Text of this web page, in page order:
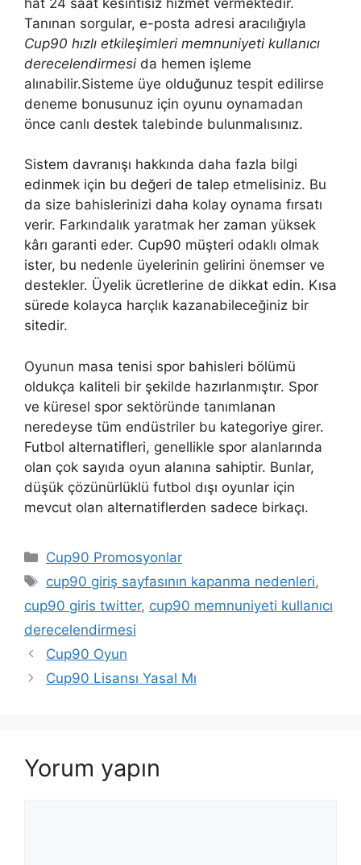
Tanınan sorgular, e-posta adresi aracılığıyla
Cup90 hızlı etkileşimleri memnuniyeti kullanıcı
derecelendirmesi da hemen işleme
alınabilir.Sisteme üye olduğunuz tespit edilirse
deneme bonusunuz için oyunu oynamadan
önce canlı destek talebinde bulunmalısınız.
Sistem davranışı hakkında daha fazla bilgi
edinmek için bu değeri de talep etmelisiniz. Bu
da size bahislerinizi daha kolay oynama fırsatı
verir. Farkındalık yaratmak her zaman yüksek
kârı garanti eder. Cup90 müşteri odaklı olmak
ister, bu nedenle üyelerinin gelirini önemser ve
destekler. Üyelik ücretlerine de dikkat edin. Kısa
sürede kolayca harçlık kazanabileceğiniz bir
sitedir.
Oyunun masa tenisi spor bahisleri bölümü
oldukça kaliteli bir şekilde hazırlanmıştır. Spor
ve küresel spor sektöründe tanımlanan
neredeyse tüm endüstriler bu kategoriye girer.
Futbol alternatifleri, genellikle spor alanlarında
olan çok sayıda oyun alanına sahiptir. Bunlar,
düşük çözünürlüklü futbol dışı oyunlar için
mevcut olan alternatiflerden sadece birkaçı.
Kategoriler
Cup90 Promosyonlar
Etiketler
cup90 giriş sayfasının kapanma nedenleri,
cup90 giris twitter, cup90 memnuniyeti kullanıcı
derecelendirmesi
Cup90 Oyun
Cup90 Lisansı Yasal Mı
Yorum yapın